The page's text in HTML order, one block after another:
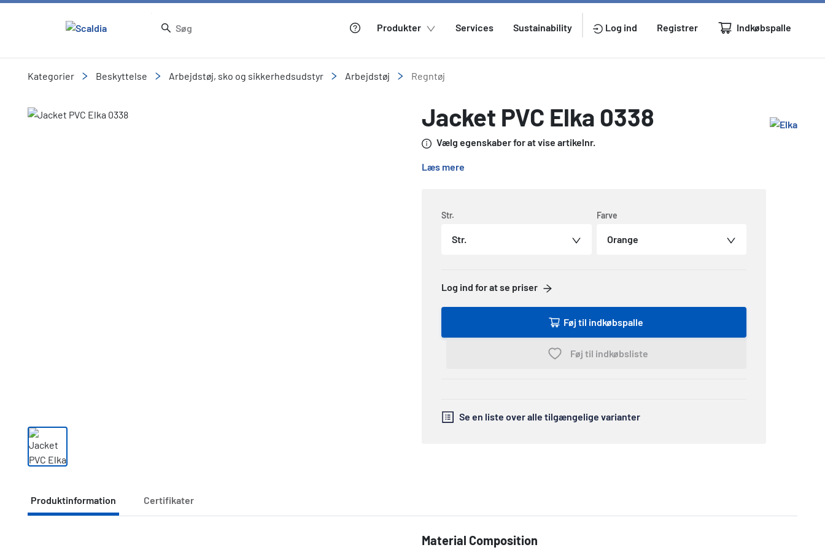
Produkter Services Sustainability Log ind Registrer Indkøbspalle
Kategorier Beskyttelse Arbejdstøj, sko og sikkerhedsudstyr Arbejdstøj Regntøj
Slide 1 of 1 Jacket PVC Elka 0338
Vælg egenskaber for at vise artikelnr.
Læs mere
Str.
Str.
Farve
Orange
Log ind for at se priser
Føj til indkøbspalle
Føj til indkøbsliste
Se en liste over alle tilgængelige varianter
Produktinformation Certifikater
Material Composition